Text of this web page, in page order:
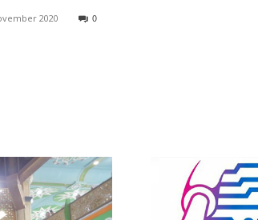
2020 0